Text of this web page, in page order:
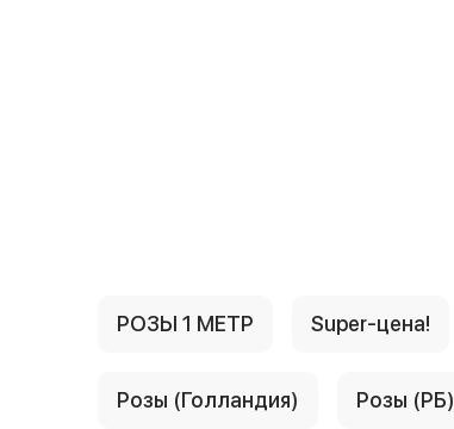
РОЗЫ 1 МЕТР Super-цена!
Розы (Голландия) Розы (РБ)